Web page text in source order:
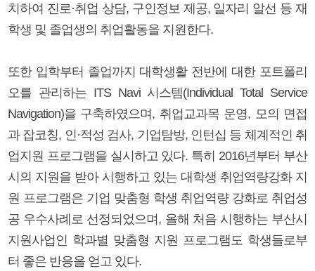
치하여 진로·취업 상담, 구인정보 제공, 일자리 알선 등 재
학생 및 졸업생의 취업활동을 지원한다.
또한 입학부터 졸업까지 대학생활 전반에 대한 포트폴리
오를 관리하는 ITS Navi 시스템(Individual Total Service
Navigation)을 구축하였으며, 취업교과목 운영, 모의 면접
과 잡코칭, 인·적성 검사, 기업탐방, 인턴십 등 체계적인 취
업지원 프로그램을 실시하고 있다. 특히 2016년부터 부산
시의 지원을 받아 시행하고 있는 대학생 취업역량강화 지
원 프로그램은 기업 맞춤형 학생 취업역량 강화로 취업성
공 우수사례로 선정되었으며, 올해 처음 시행하는 부산시
지원사업인 학과별 맞춤형 지원 프로그램도 학생들로부
터 좋은 반응을 얻고 있다.